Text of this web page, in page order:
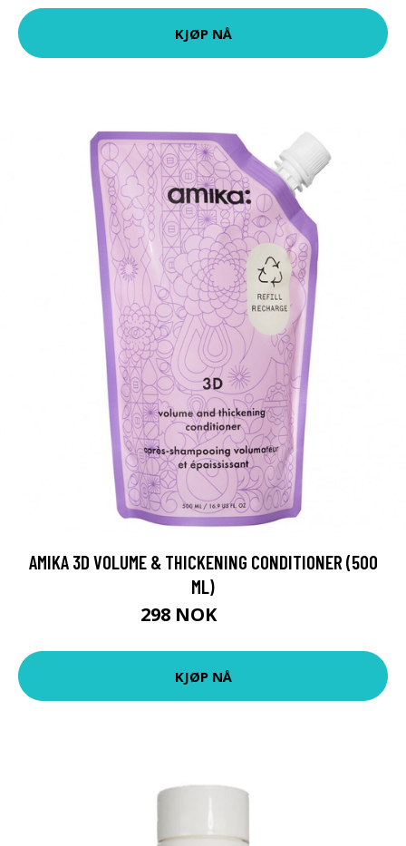
KJØP NÅ
AMIKA 3D VOLUME & THICKENING CONDITIONER (500
ML)
298 NOK
KJØP NÅ